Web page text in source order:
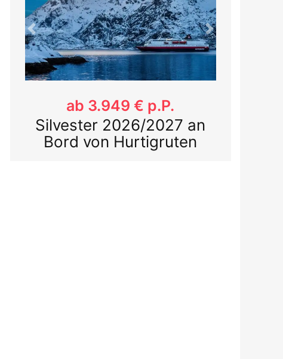
ab 1.259 € p.P.
Silvesterreise 2026/27
nach Oslo mit Color
Previous Next